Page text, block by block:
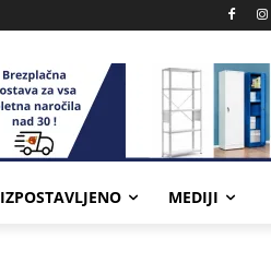
IZPOSTAVLJENO MEDIJI